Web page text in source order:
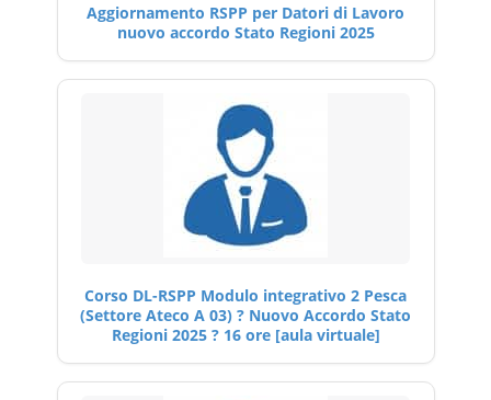
Aggiornamento RSPP per Datori di Lavoro
nuovo accordo Stato Regioni 2025
Corso DL-RSPP Modulo integrativo 2 Pesca
(Settore Ateco A 03) ? Nuovo Accordo Stato
Regioni 2025 ? 16 ore [aula virtuale]